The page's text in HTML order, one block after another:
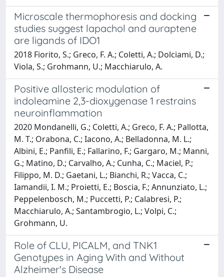
Microscale thermophoresis and docking
studies suggest lapachol and auraptene
are ligands of IDO1
2018 Fiorito, S.; Greco, F. A.; Coletti, A.; Dolciami, D.;
Viola, S.; Grohmann, U.; Macchiarulo, A.
Positive allosteric modulation of
indoleamine 2,3-dioxygenase 1 restrains
neuroinflammation
2020 Mondanelli, G.; Coletti, A.; Greco, F. A.; Pallotta,
M. T.; Orabona, C.; Iacono, A.; Belladonna, M. L.;
Albini, E.; Panfili, E.; Fallarino, F.; Gargaro, M.; Manni,
G.; Matino, D.; Carvalho, A.; Cunha, C.; Maciel, P.;
Filippo, M. D.; Gaetani, L.; Bianchi, R.; Vacca, C.;
Iamandii, I. M.; Proietti, E.; Boscia, F.; Annunziato, L.;
Peppelenbosch, M.; Puccetti, P.; Calabresi, P.;
Macchiarulo, A.; Santambrogio, L.; Volpi, C.;
Grohmann, U.
Role of CLU, PICALM, and TNK1
Genotypes in Aging With and Without
Alzheimer's Disease